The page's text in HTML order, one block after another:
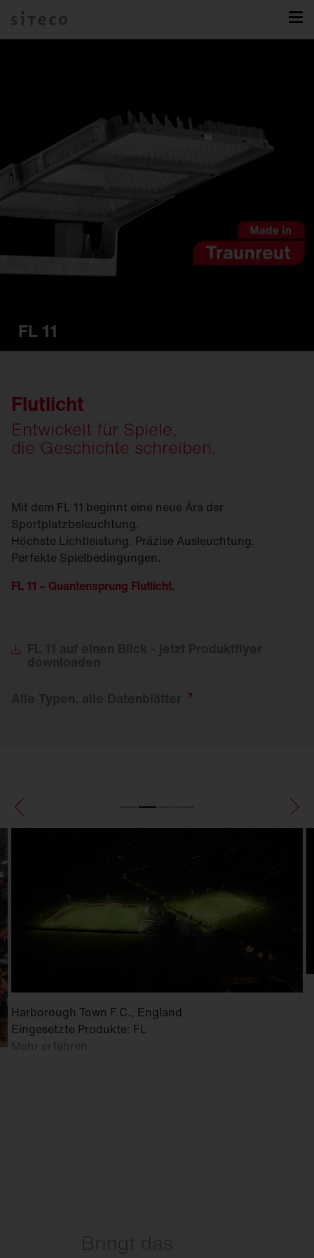
FL 11
Flutlicht
Entwickelt für Spiele,
die Geschichte schreiben.
Mit dem FL 11 beginnt eine neue Ära der
Sportplatzbeleuchtung.
Höchste Lichtleistung. Präzise Ausleuchtung.
Perfekte Spielbedingungen.
FL 11 – Quantensprung Flutlicht.
Harborough Town F.C., England
Eingesetzte Produkte: FL
Mehr erfahren
auf dem Feld.